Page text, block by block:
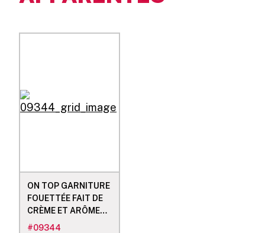
ON TOP GARNITURE
FOUETTÉE FAIT DE
CRÈME ET ARÔMES
NATURELLES
#09344